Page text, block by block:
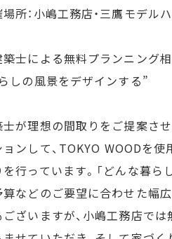
所：小嶋工務店・三鷹モデル
士による無料プランニング
しの風景をデザインする”
士が理想の間取りをご提案さ
ョンして、TOKYO WOODを
を行っています。「どんな暮
算などのご要望に合わせた幅
ございますが、小嶋工務店で